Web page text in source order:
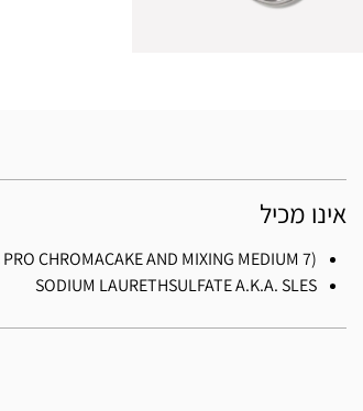
אינו מכיל
CHROMACAKE AND MIXING MEDIUM 7)
SODIUM LAURETHSULFATE A.K.A. SLES